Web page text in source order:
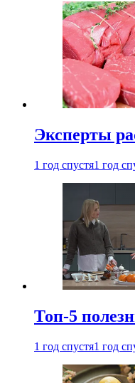
Эксперты
1 год спустя1 год
Топ-5
1 год спустя1 год